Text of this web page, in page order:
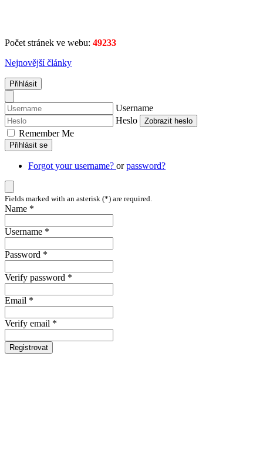
Počet stránek ve webu: 49233
Nejnovější články
Přihlásit
Username
Heslo
Zobrazit heslo
Remember Me
Přihlásit se
Forgot your username? orpassword?
Fields marked with an asterisk (*) are required.
Name *
Username *
Password *
Verify password *
Email *
Verify email *
Registrovat